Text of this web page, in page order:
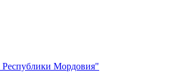
Мордовия"